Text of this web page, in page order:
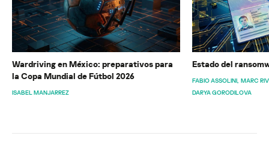
Wardriving en México: preparativos para
la Copa Mundial de Fútbol 2026
ISABEL MANJARREZ
Estado del
FABIO ASSOLINI MARC
DARYA GORODILOVA